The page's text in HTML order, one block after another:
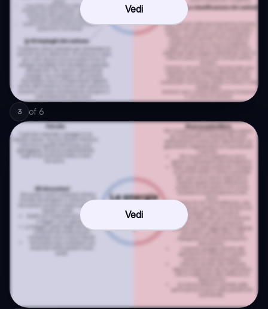
Vedi
3 of 6
Vedi